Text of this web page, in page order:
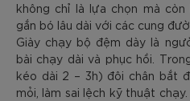
không chỉ là lựa chọn mà
gắn bó lâu dài với các cung
Giày chạy bộ đệm dày là
bài chạy dài và phục hồi.
kéo dài 2 – 3h) đôi chân bắt
mỏi, làm sai lệch kỹ thuật